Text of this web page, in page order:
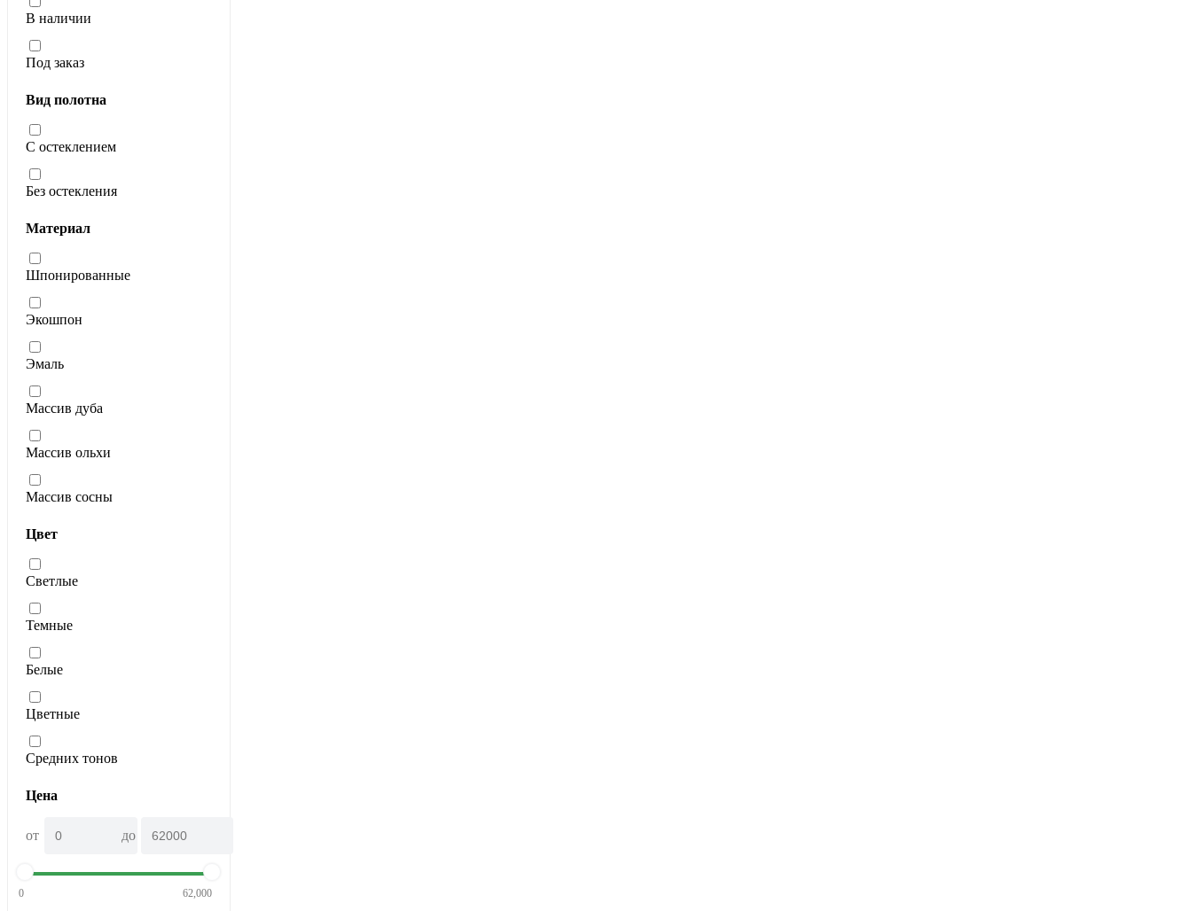
В наличии
Под заказ
Вид полотна
С остеклением
Без остекления
Материал
Шпонированные
Экошпон
Эмаль
Массив дуба
Массив ольхи
Массив сосны
Цвет
Светлые
Темные
Белые
Цветные
Средних тонов
Цена
от до
0 62,000